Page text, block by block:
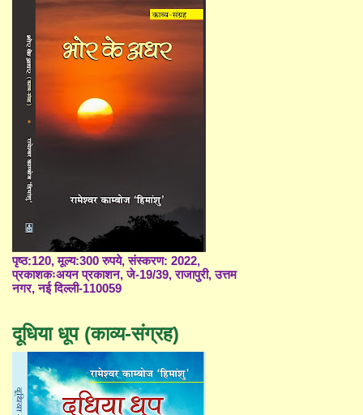
पृष्ठ:120, मूल्य:300 रुपये, संस्करण: 2022,
प्रकाशकःअयन प्रकाशन, जे-19/39, राजापुरी, उत्तम
नगर, नई दिल्ली-110059
दूधिया धूप (काव्य-संग्रह)